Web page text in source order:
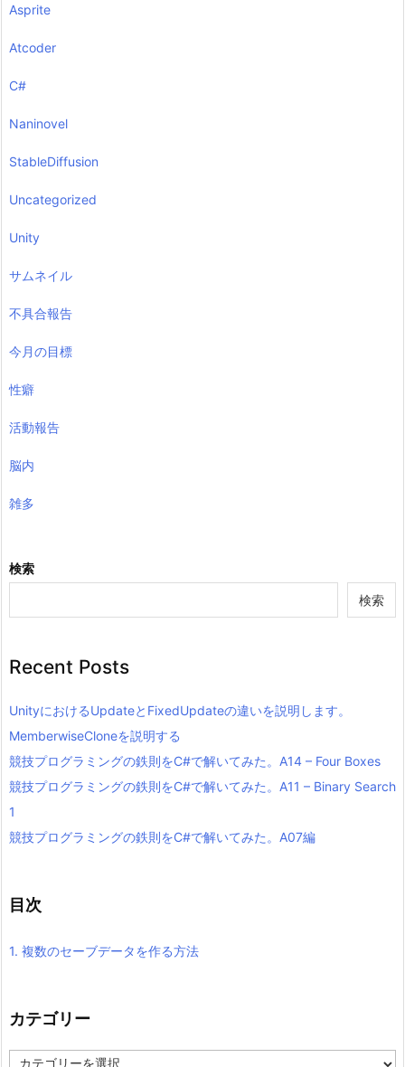
Asprite
Atcoder
C#
Naninovel
StableDiffusion
Uncategorized
Unity
サムネイル
不具合報告
今月の目標
性癖
活動報告
脳内
雑多
検索
検索
Recent Posts
UnityにおけるUpdateとFixedUpdateの違いを説明します。
MemberwiseCloneを説明する
競技プログラミングの鉄則をC#で解いてみた。A14 – Four Boxes
競技プログラミングの鉄則をC#で解いてみた。A11 – Binary Search
1
競技プログラミングの鉄則をC#で解いてみた。A07編
目次
1. 複数のセーブデータを作る方法
カテゴリー